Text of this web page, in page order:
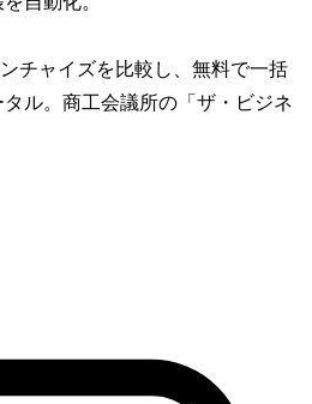
チャイズを比較し、無料で一括
ル。商工会議所の「ザ・ビジネ